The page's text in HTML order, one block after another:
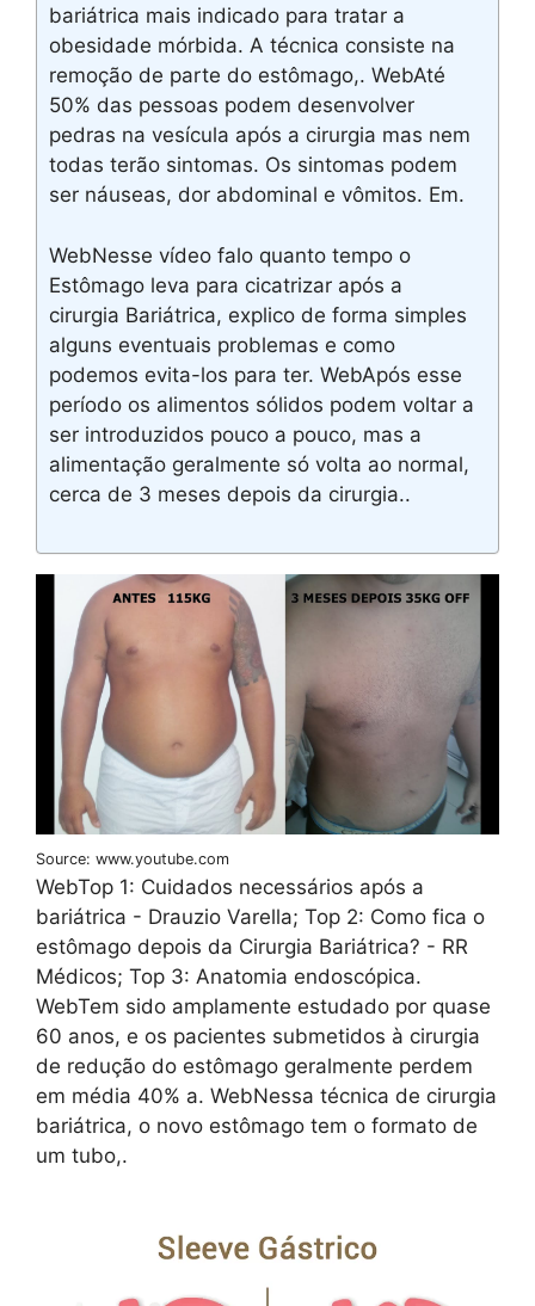
bariátrica mais indicado para tratar a
obesidade mórbida. A técnica consiste na
remoção de parte do estômago,. WebAté
50% das pessoas podem desenvolver
pedras na vesícula após a cirurgia mas nem
todas terão sintomas. Os sintomas podem
ser náuseas, dor abdominal e vômitos. Em.
WebNesse vídeo falo quanto tempo o
Estômago leva para cicatrizar após a
cirurgia Bariátrica, explico de forma simples
alguns eventuais problemas e como
podemos evita-los para ter. WebApós esse
período os alimentos sólidos podem voltar a
ser introduzidos pouco a pouco, mas a
alimentação geralmente só volta ao normal,
cerca de 3 meses depois da cirurgia..
Source: www.youtube.com
WebTop 1: Cuidados necessários após a
bariátrica - Drauzio Varella; Top 2: Como fica o
estômago depois da Cirurgia Bariátrica? - RR
Médicos; Top 3: Anatomia endoscópica.
WebTem sido amplamente estudado por quase
60 anos, e os pacientes submetidos à cirurgia
de redução do estômago geralmente perdem
em média 40% a. WebNessa técnica de cirurgia
bariátrica, o novo estômago tem o formato de
um tubo,.